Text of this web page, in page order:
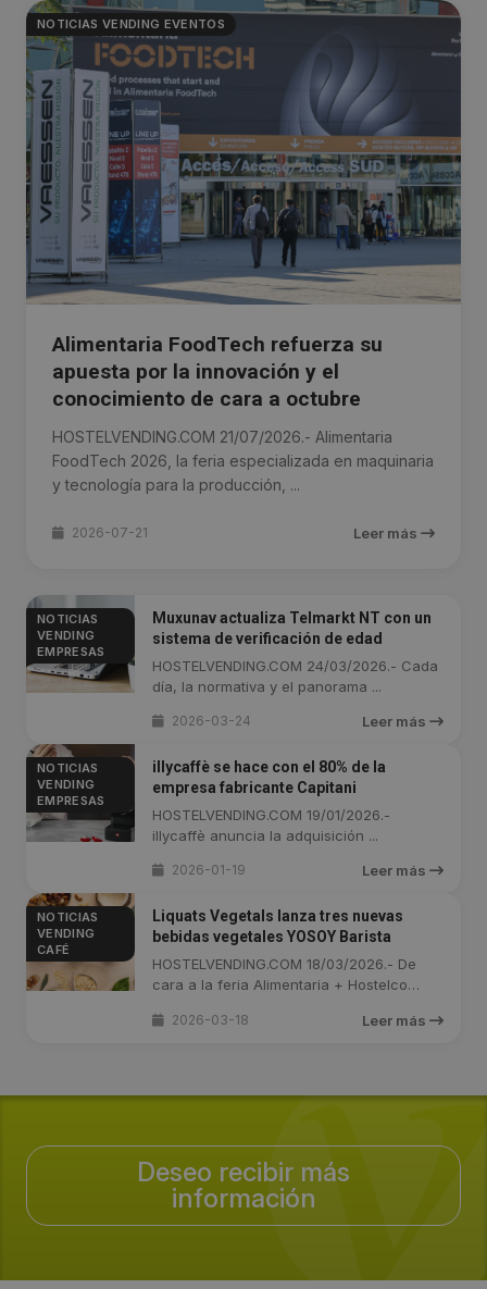
NOTICIAS VENDING EVENTOS
Alimentaria FoodTech refuerza su
apuesta por la innovación y el
conocimiento de cara a octubre
HOSTELVENDING.COM 21/07/2026.- Alimentaria
FoodTech 2026, la feria especializada en maquinaria
y tecnología para la producción, ...
2026-07-21 Leer más
NOTICIAS
VENDING
EMPRESAS
Muxunav actualiza Telmarkt NT con un
sistema de verificación de edad
HOSTELVENDING.COM 24/03/2026.- Cada
día, la normativa y el panorama ...
2026-03-24 Leer más
NOTICIAS
VENDING
EMPRESAS
illycaffè se hace con el 80% de la
empresa fabricante Capitani
HOSTELVENDING.COM 19/01/2026.-
illycaffè anuncia la adquisición ...
2026-01-19 Leer más
NOTICIAS
VENDING
CAFÉ
Liquats Vegetals lanza tres nuevas
bebidas vegetales YOSOY Barista
HOSTELVENDING.COM 18/03/2026.- De
cara a la feria Alimentaria + Hostelco
2026-03-18 Leer más
Deseo recibir más
información